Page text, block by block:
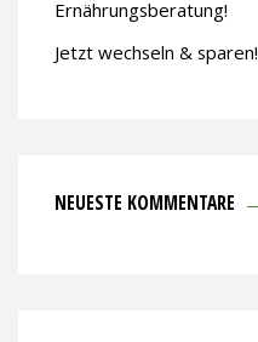
Ernährungsberatung!
Jetzt wechseln & sparen!
NEUESTE KOMMENTARE